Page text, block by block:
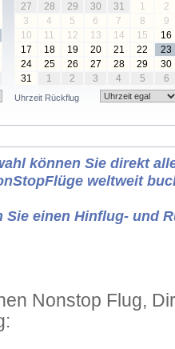
27 28 29 30 31 1
2
3
4 5 6 7 8
9
10
11 12 13 14 15
16
17
18 19 20 21 22
23
24
25 26 27 28 29
30
31
1 2 3 4 5 6
Uhrzeit Rückflug
können Sie direkt
weltweit
Sie einen Hinflug- und
Nonstop Flug,